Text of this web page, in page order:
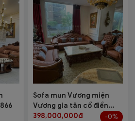
Sofa mun Vương miện
Vương gia tân cổ điển
nhập khẩu SF-910-H866
398,000,000đ
-0%